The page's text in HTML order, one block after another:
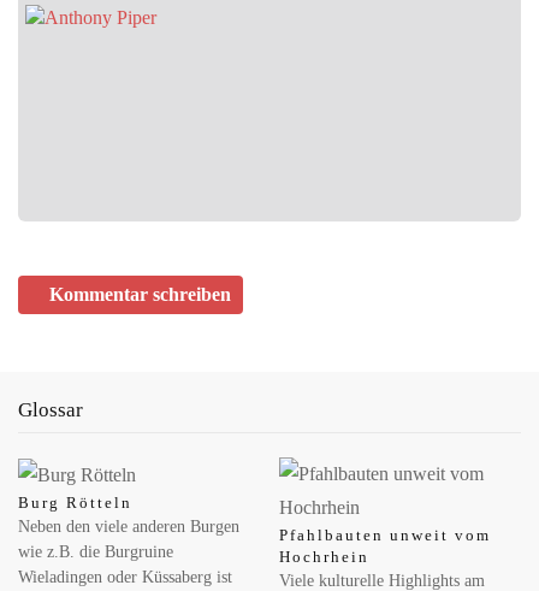
ZURZACH Care baut die etablierte Rehaklinik
MAI 26, 2026
Die Wirtschaftlichkeit des Batteriespeichers in drei Schritten
berechnen Zukunft Altbau: Batteriespeicher sind inzwischen
Kommentar schreiben
Glossar
Burg Rötteln
Neben den viele anderen Burgen
wie z.B. die Burgruine
Wieladingen oder Küssaberg ist
Pfahlbauten unweit vom
Hochrhein
Viele kulturelle Highlights am